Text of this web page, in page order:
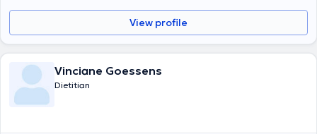
View profile
Vinciane Goessens
Dietitian